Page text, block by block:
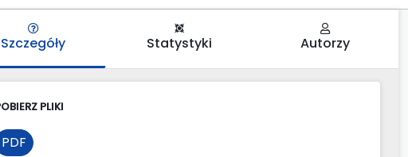
Szczegóły Statystyki Autorzy
PLIKI
PDF